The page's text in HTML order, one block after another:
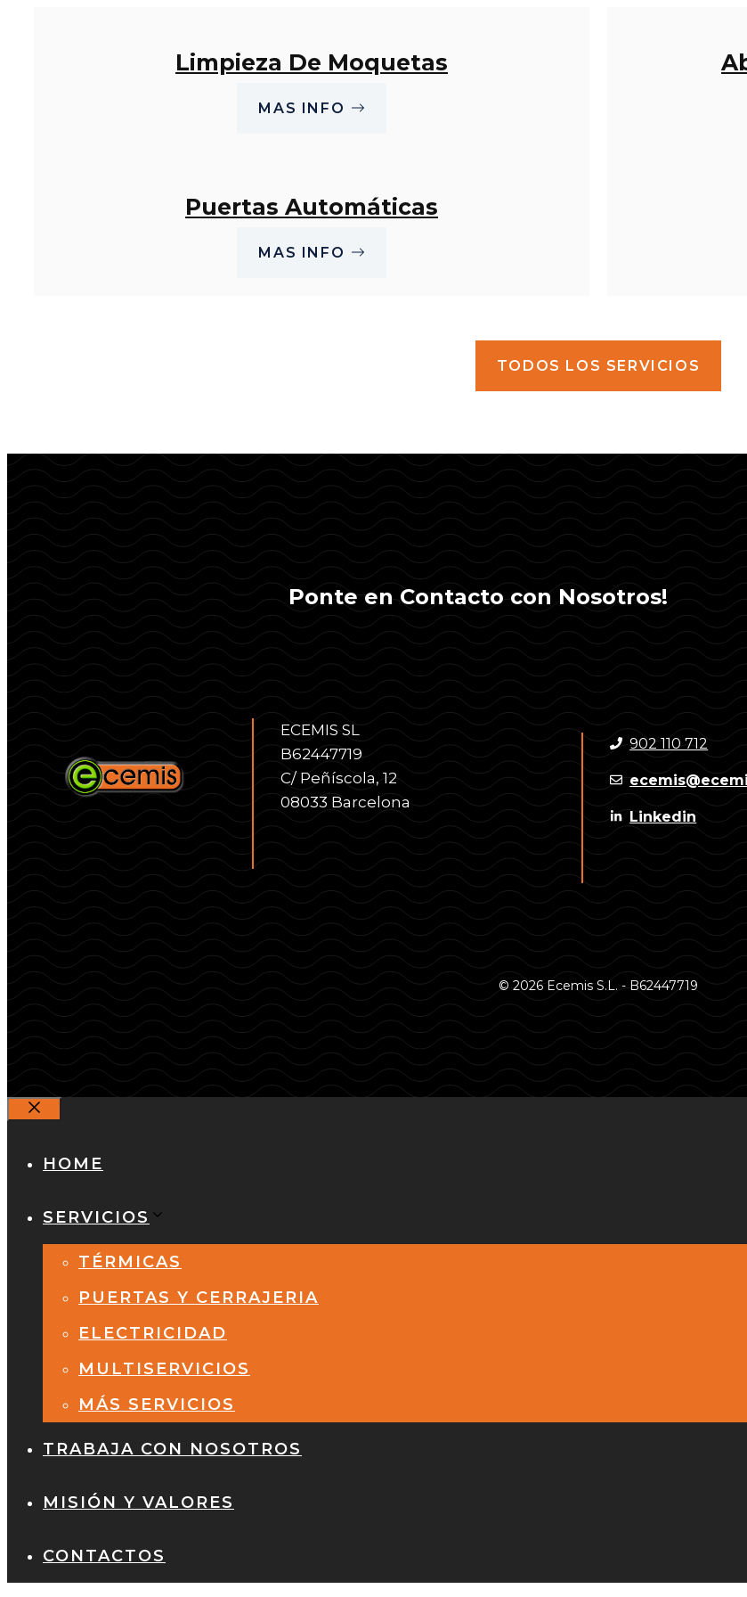
Limpieza De Moquetas
MAS INFO
Puertas Automáticas
MAS INFO
TODOS LOS SERVICIOS
Ponte en Contacto con Nosotros!
ECEMIS SL
B62447719
C/ Peñíscola, 12
08033 Barcelona
902 110 712
Linkedin
© 2026 Ecemis S.L. - B62447719
HOME
SERVICIOS
TÉRMICAS
PUERTAS Y CERRAJERIA
ELECTRICIDAD
MULTISERVICIOS
MÁS SERVICIOS
TRABAJA CON NOSOTROS
MISIÓN Y VALORES
CONTACTOS